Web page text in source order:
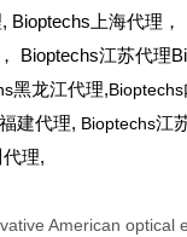
Bioptechs上海代理，
Bioptechs江苏代理
黑龙江代理,Bioptechs
福建代理, Bioptechs江
代理,
American optical